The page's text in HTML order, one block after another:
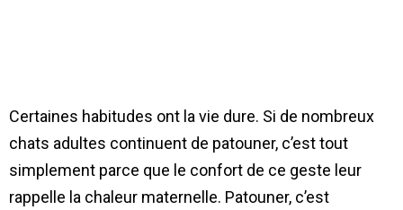
Certaines habitudes ont la vie dure. Si de nombreux
chats adultes continuent de patouner, c’est tout
simplement parce que le confort de ce geste leur
rappelle la chaleur maternelle. Patouner, c’est